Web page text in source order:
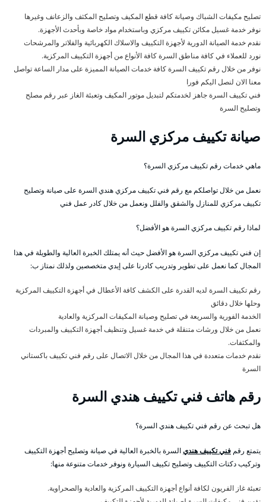
تصليح مكيفات الشباك وصيانة كافة قطع المكيف وتصليح المكثف والزعانف وغيرها
نوفر خدمة غسيل مكائن تكييف مركزي وباستخدام مواد خاصة وبأحدث الأجهزة.
نقدم خدمة الصيانة الدورية لأجهزة التكييف والاسلاك الكهربائية والفلاتر والمرشحات
نورد للعملاء في كافة مناطق السرة كافة الأنواع من أجهزة التكييف المركزية.
نوفر من خلال رقم تكييف السرة كافة خدمات الصيانة المميزة على مدار الساعة تواصل
معنا الان لنصل اليكم فورا
فني تكييف السرة جاهز لخدمتكم لتبديل موتور المكيف وتعبئة الغاز عبر رقم مصلح
وتصليح السرة
صيانة تكييف مركزي السرة
ماهي خدمات رقم تكييف مركزي السرة؟
نعمل من خلال تواصلكم مع رقم فني تكييف مركزي هندي السرة على صيانة وتصليح
تكييف مركزي للمنازل والشقق والفلل ونعمل من خلال كادر عمل فني
لماذا رقم تكييف مركزي السرة هو الأفضل؟
إن فني تكييف مركزي السرة هو الأفضل حيث أنه يمتلك الخبرة العالية والطويلة في هذا
المجال كما نعمل على تطوير وتدريب كادرنا على إيدي متخصصين ولذلك نمتاز ب:
رقم تكييف السرة لديه القدرة على الكشف كافة الأعطال في أجهزة التكييف المركزية
وحلها خلال دقائق
الخدمة الفورية والسريعة في تصليح وصيانة المكيفات المركزية والعادية
نعمل من خلال ورشات متنقلة في خدمة غسيل وتنظيف أجهزة التكييف والمبردات
والمكثفات.
نقدم خدمات متعددة في هذا المجال من خلال الاتصال على رقم فني تكييف باكستاني
السرة
رقم هاتف فني تكييف هندي السرة
هل تبحث عن رقم فني تكييف هندي السرة؟
يتمتع رقم فني تكييف هنديالسرة بالخبرة العالية في صيانة وتصليح أجهزة التكييف
وتركيب دكتات التكييف وتصليح تكييف السيارة ونوفر خدمات متنوعة منها:
تعبئة غاز الفريون لكافة أنواع أجهزة التكييف المركزية والعادية والصحراوية.